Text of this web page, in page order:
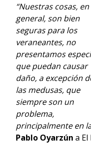
“Nuestras cosas, en
general, son bien
seguras para los
veraneantes, no
presentamos
que puedan causar
daño, a excepción
las medusas, que
siempre son un
problema,
principalmente en
Pablo Oyarzún a El